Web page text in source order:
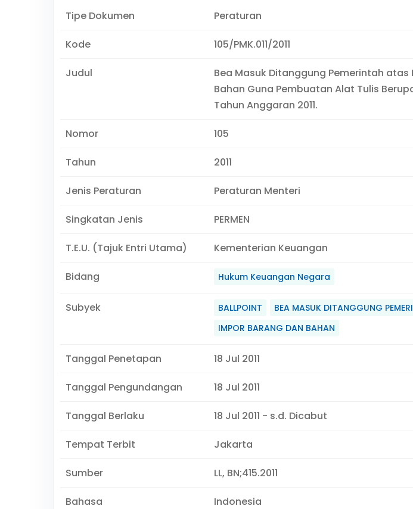
Tipe Dokumen Peraturan
Kode 105/PMK.011/2011
Judul
Bea Masuk Ditanggung Pemerintah
Bahan Guna Pembuatan Alat Tulis
Tahun Anggaran 2011.
Nomor 105
Tahun 2011
Jenis Peraturan Peraturan Menteri
Singkatan Jenis PERMEN
T.E.U. (Tajuk Entri Utama) Kementerian Keuangan
Bidang Hukum Keuangan Negara
Subyek BALLPOINT
BEA MASUK DITANGGUNG
IMPOR BARANG DAN BAHAN
Tanggal Penetapan 18 Jul 2011
Tanggal Pengundangan 18 Jul 2011
Tanggal Berlaku 18 Jul 2011 - s.d. Dicabut
Tempat Terbit Jakarta
Sumber LL, BN;415.2011
Bahasa Indonesia